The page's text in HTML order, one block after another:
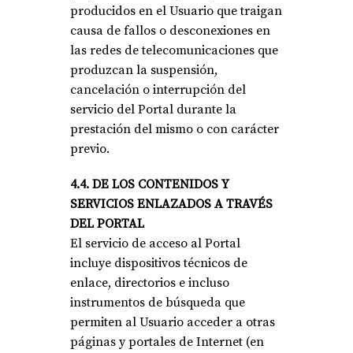
producidos en el Usuario que traigan
causa de fallos o desconexiones en
las redes de telecomunicaciones que
produzcan la suspensión,
cancelación o interrupción del
servicio del Portal durante la
prestación del mismo o con carácter
previo.
4.4. DE LOS CONTENIDOS Y
SERVICIOS ENLAZADOS A TRAVÉS
DEL PORTAL
El servicio de acceso al Portal
incluye dispositivos técnicos de
enlace, directorios e incluso
instrumentos de búsqueda que
permiten al Usuario acceder a otras
páginas y portales de Internet (en